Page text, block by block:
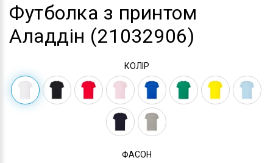
Футболка з принтом
Аладдін (21032906)
КОЛІР
ФАСОН